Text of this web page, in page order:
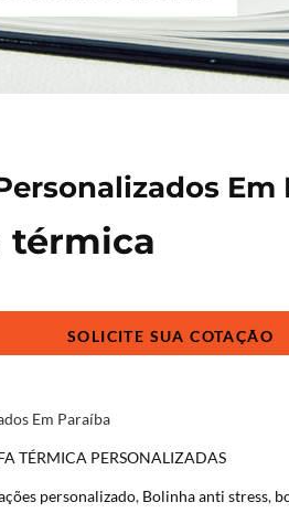
Em
térmica
Em Paraíba
TÉRMICA PERSONALIZADAS
personalizado, Bolinha anti stress,